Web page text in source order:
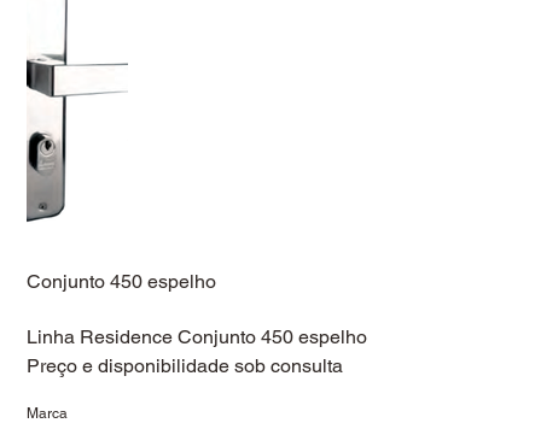
Conjunto 450 espelho
Linha Residence Conjunto 450 espelho
Preço e disponibilidade sob consulta
Marca